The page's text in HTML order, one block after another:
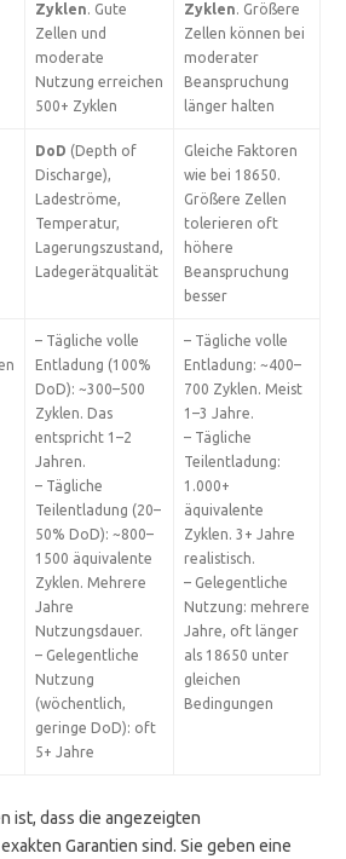
Zyklen. Gute
Zellen und
moderate
Nutzung erreichen
500+ Zyklen
Zyklen. Größere
Zellen können bei
moderater
Beanspruchung
länger halten
DoD (Depth of
Discharge),
Ladeströme,
Temperatur,
Lagerungszustand,
Ladegerätqualität
Gleiche Faktoren
wie bei 18650.
Größere Zellen
tolerieren oft
höhere
Beanspruchung
besser
– Tägliche volle
Entladung (100%
DoD): ~300–500
Zyklen. Das
entspricht 1–2
Jahren.
– Tägliche
Teilentladung (20–
50% DoD): ~800–
1500 äquivalente
Zyklen. Mehrere
Jahre
Nutzungsdauer.
– Gelegentliche
Nutzung
(wöchentlich,
geringe DoD): oft
5+ Jahre
– Tägliche volle
Entladung: ~400–
700 Zyklen. Meist
1–3 Jahre.
– Tägliche
Teilentladung:
1.000+
äquivalente
Zyklen. 3+ Jahre
realistisch.
– Gelegentliche
Nutzung: mehrere
Jahre, oft länger
als 18650 unter
gleichen
Bedingungen
ist, dass die angezeigten
Garantien sind. Sie geben eine